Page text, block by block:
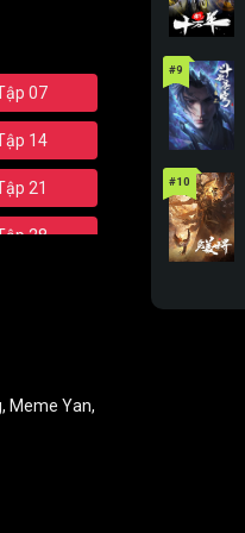
07
14
21
28
, Meme Yan,
#9
#10